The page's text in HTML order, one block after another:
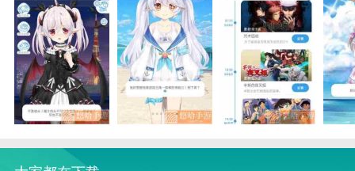
兽耳桌面永久vip版亮点
1.兽耳桌面永久vip版支持直接浏览手机本地照片。可以
直接一键选择自己的照片作为壁纸。
2.兽耳桌面永久vip版支持给自己喜欢的壁纸添加信息，
打造独一无二的个性化壁纸。
3.壁纸应用里有很多精选壁纸，每天都会推送给你。它